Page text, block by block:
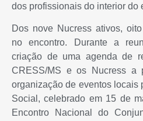
dos profissionais do interior do
Dos nove Nucress ativos,
no encontro. Durante a
criação de uma agenda de
CRESS/MS e os Nucress a
organização de eventos locais
Social, celebrado em 15 de
Encontro Nacional do